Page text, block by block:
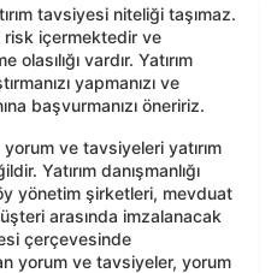
tavsiyesi niteliği taşımaz.
risk içermektedir ve
olasılığı vardır. Yatırım
yapmanızı ve
başvurmanızı öneririz.
ve tavsiyeleri yatırım
Yatırım danışmanlığı
yönetim şirketleri, mevduat
arasında imzalanacak
çerçevesinde
yorum ve tavsiyeler, yorum